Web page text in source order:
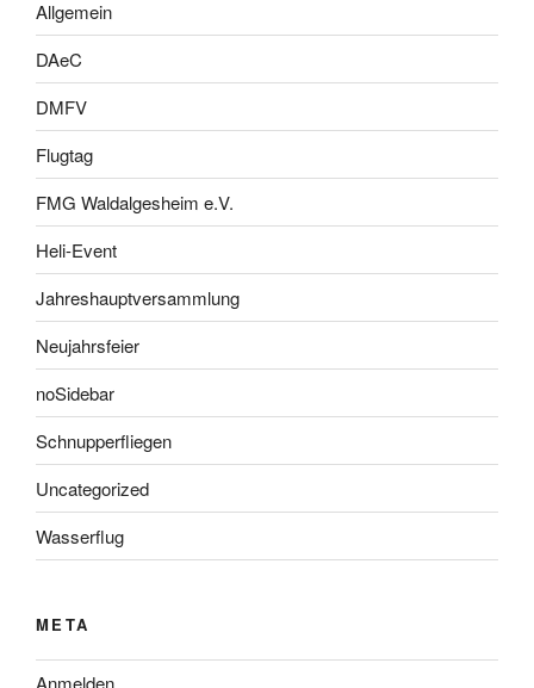
Allgemein
DAeC
DMFV
Flugtag
FMG Waldalgesheim e.V.
Heli-Event
Jahreshauptversammlung
Neujahrsfeier
noSidebar
Schnupperfliegen
Uncategorized
Wasserflug
META
Anmelden